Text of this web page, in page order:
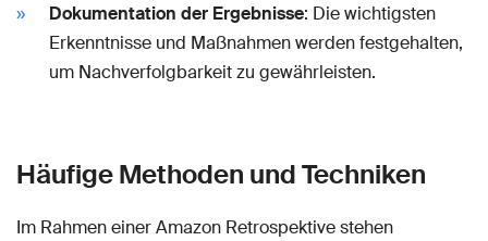
Dokumentation der Ergebnisse: Die wichtigsten
Erkenntnisse und Maßnahmen werden festgehalten,
um Nachverfolgbarkeit zu gewährleisten.
Häufige Methoden und Techniken
Im Rahmen einer Amazon Retrospektive stehen